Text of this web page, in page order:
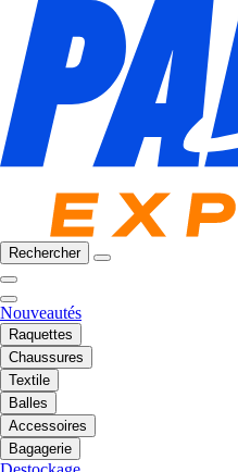
Rechercher
Nouveautés
Raquettes
Chaussures
Textile
Balles
Accessoires
Bagagerie